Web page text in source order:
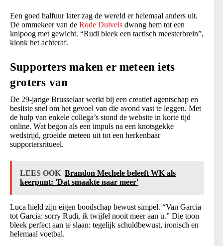
Een goed halfuur later zag de wereld er helemaal anders uit.
De ommekeer van de Rode Duivels dwong hem tot een
knipoog met gewicht. “Rudi bleek een tactisch meesterbrein”,
klonk het achteraf.
Supporters maken er meteen iets
groters van
De 29-jarige Brusselaar werkt bij een creatief agentschap en
besliste snel om het gevoel van die avond vast te leggen. Met
de hulp van enkele collega’s stond de website in korte tijd
online. Wat begon als een impuls na een knotsgekke
wedstrijd, groeide meteen uit tot een herkenbaar
supportersritueel.
LEES OOK Brandon Mechele beleeft WK als
keerpunt: 'Dat smaakte naar meer'
Luca hield zijn eigen boodschap bewust simpel. “Van Garcia
tot Garcia: sorry Rudi, ik twijfel nooit meer aan u.” Die toon
bleek perfect aan te slaan: tegelijk schuldbewust, ironisch en
helemaal voetbal.